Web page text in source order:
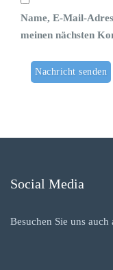
Name, E-Mail-
meinen nächsten
Social Media
Besuchen Sie uns auch